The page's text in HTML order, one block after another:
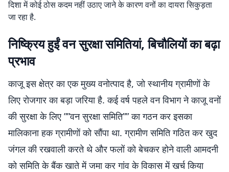
दिशा में कोई ठोस कदम नहीं उठाए जाने के कारण वनों का दायरा सिकुड़ता
जा रहा है.
निष्क्रिय हुईं वन सुरक्षा समितियां, बिचौलियों का बढ़ा
प्रभाव
काजू इस क्षेत्र का एक मुख्य वनोत्पाद है, जो स्थानीय ग्रामीणों के
लिए रोजगार का बड़ा जरिया है. कई वर्ष पहले वन विभाग ने काजू वनों
की सुरक्षा के लिए ””वन सुरक्षा समिति”” का गठन कर इसका
मालिकाना हक ग्रामीणों को सौंपा था. ग्रामीण समिति गठित कर खुद
जंगल की रखवाली करते थे और फलों को बेचकर होने वाली आमदनी
को समिति के बैंक खाते में जमा कर गांव के विकास में खर्च किया